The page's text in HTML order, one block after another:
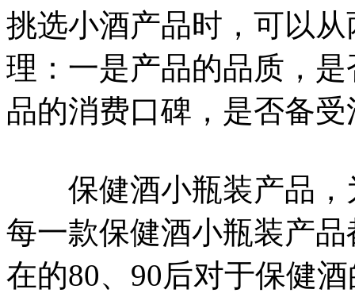
挑选小酒产品时，可以
理：一是产品的品质，
品的消费口碑，是否备
保健酒小瓶装产品，
每一款保健酒小瓶装产
在的80、90后对于保健